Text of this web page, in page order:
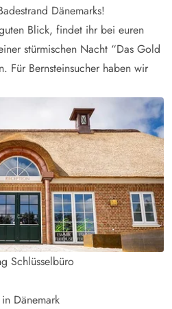
Dänemarks!
Blick, findet ihr bei euren
stürmischen Nacht “Das Gold
Für Bernsteinsucher haben wir
Schlüsselbüro
Dänemark